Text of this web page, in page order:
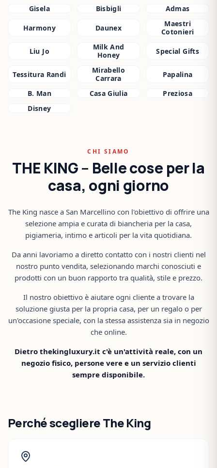
Gisela Bisbigli Admas
Harmony Daunex
Maestri
Cotonieri
Liu Jo
Milk And
Honey
Special Gifts
Tessitura Randi
Mirabello
Carrara
Papalina
B. Man Casa Giulia
Preziosa
Disney
CHI SIAMO
THE KING – Belle cose per la
casa, ogni giorno
The King nasce a San Marcellino con l'obiettivo di offrire una
selezione ampia e curata di biancheria per la casa,
pigiameria, intimo e articoli per la vita quotidiana.
Da anni lavoriamo a diretto contatto con i nostri clienti nel
nostro punto vendita, selezionando marchi conosciuti e
prodotti con un buon rapporto tra qualità, stile e prezzo.
Il nostro obiettivo è aiutare ogni cliente a trovare la
soluzione giusta per la propria casa, per un regalo o per
un'occasione speciale, con la stessa assistenza sia in negozio
che online.
Dietro thekingluxury.it c'è un'attività reale, con un
negozio fisico, persone vere e un servizio clienti
sempre disponibile.
Perché scegliere The King